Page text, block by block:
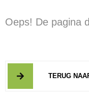
Oeps! De pagina
TERUG